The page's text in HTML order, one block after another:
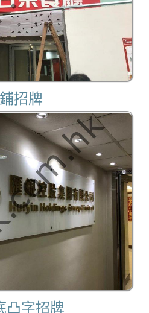
招牌
凸字招牌